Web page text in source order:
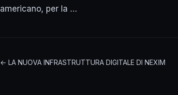
americano, per la …
← LA NUOVA INFRASTRUTTURA DIGITALE DI NEXIM